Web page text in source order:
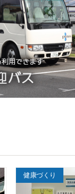
健康づくり